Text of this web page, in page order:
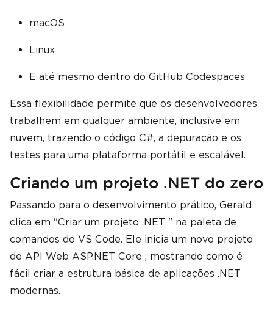
macOS
Linux
E até mesmo dentro do GitHub Codespaces
Essa flexibilidade permite que os desenvolvedores
trabalhem em qualquer ambiente, inclusive em
nuvem, trazendo o código C#, a depuração e os
testes para uma plataforma portátil e escalável.
Criando um projeto .NET do zero
Passando para o desenvolvimento prático, Gerald
clica em "Criar um projeto .NET " na paleta de
comandos do VS Code. Ele inicia um novo projeto
de API Web ASP.NET Core , mostrando como é
fácil criar a estrutura básica de aplicações .NET
modernas.